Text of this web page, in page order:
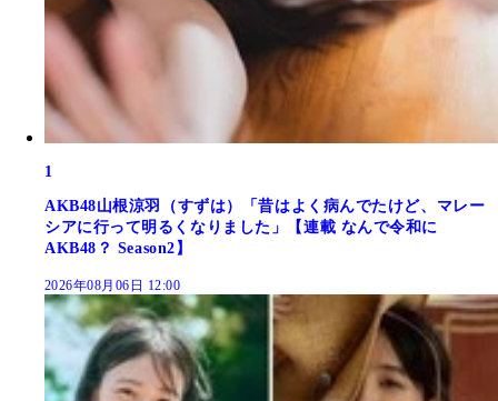
1
AKB48山根涼羽（すずは）「昔はよく病んでたけど、マレー
シアに行って明るくなりました」【連載 なんで令和に
AKB48？ Season2】
2026年08月06日 12:00